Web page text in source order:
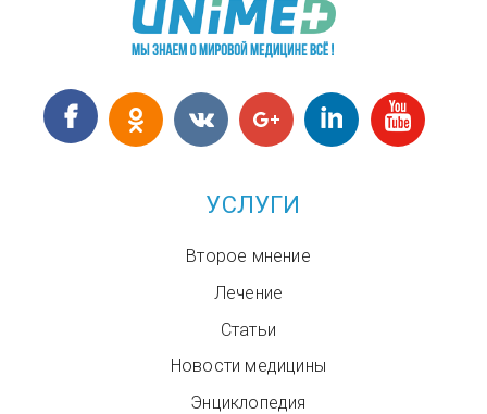
УСЛУГИ
Второе мнение
Лечение
Статьи
Новости медицины
Энциклопедия